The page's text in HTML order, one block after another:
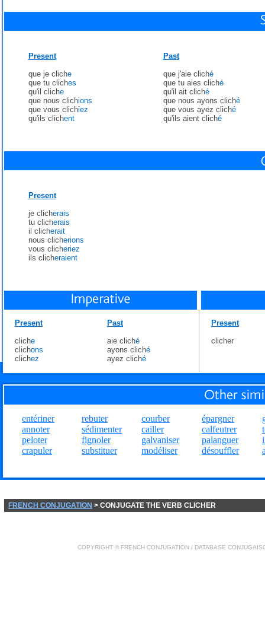
Present
que je cliche
que tu cliches
qu'il cliche
que nous clichions
que vous clichiez
qu'ils clichent
Past
que j'aie cliché
que tu aies cliché
qu'il ait cliché
que nous ayons cliché
que vous ayez cliché
qu'ils aient cliché
Present
je clicherais
tu clicherais
il clicherait
nous clicherions
vous clicheriez
ils clicheraient
Present
cliche
clichons
clichez
Past
aie cliché
ayons cliché
ayez cliché
Present
clicher
entériner
annoter
peloter
crapuler
rebuter
sédimenter
fignoler
substituer
courber
cailler
galvaniser
modéliser
épargner
calfeutrer
palanguer
désouffler
FRENCH CONJUGATION > CONJUGATE THE VERB CLICHER
COPYRIGHT © FRENCH CONJUGATION / DATABASE